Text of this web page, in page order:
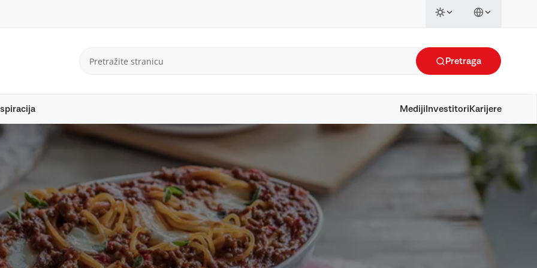
Pretraga
Mediji Investitori Karijere